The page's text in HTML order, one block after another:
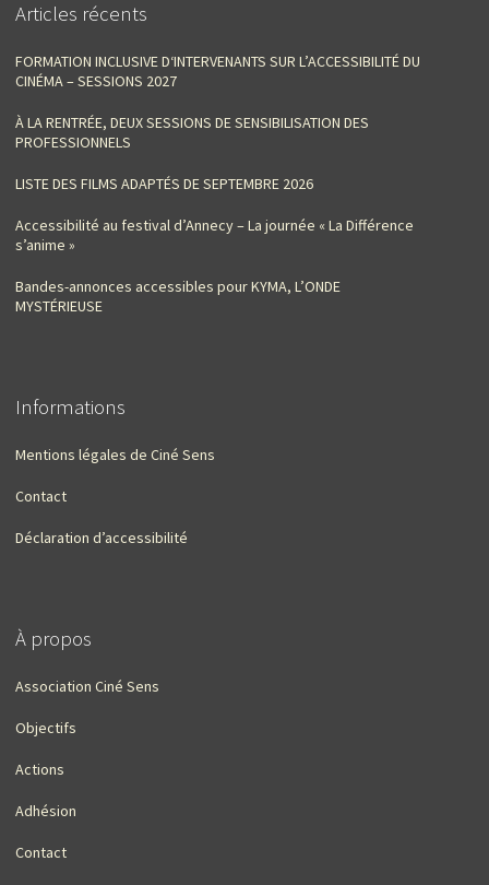
Articles récents
FORMATION INCLUSIVE D‘INTERVENANTS SUR L’ACCESSIBILITÉ DU
CINÉMA – SESSIONS 2027
À LA RENTRÉE, DEUX SESSIONS DE SENSIBILISATION DES
PROFESSIONNELS
LISTE DES FILMS ADAPTÉS DE SEPTEMBRE 2026
Accessibilité au festival d’Annecy – La journée « La Différence
s’anime »
Bandes-annonces accessibles pour KYMA, L’ONDE
MYSTÉRIEUSE
Informations
Mentions légales de Ciné Sens
Contact
Déclaration d’accessibilité
À propos
Association Ciné Sens
Objectifs
Actions
Adhésion
Contact